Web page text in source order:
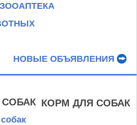
НОВЫЕ ОБЪЯВЛЕНИЯ
КОРМ ДЛЯ СОБАК